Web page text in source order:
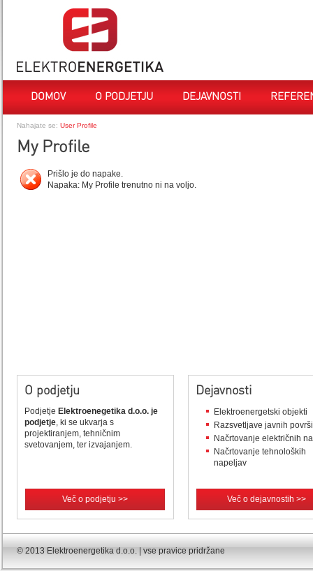
DOMOV O PODJETJU DEJAVNOSTI
Nahajate se: User Profile
My Profile
Prišlo je do napake.
Napaka: My Profile trenutno ni na voljo.
O podjetju
Podjetje Elektroenegetika d.o.o. je
podjetje, ki se ukvarja s
projektiranjem, tehničnim
svetovanjem, ter izvajanjem.
Več o podjetju >>
Dejavnosti
Elektroenergetski objekti
Razsvetljave javnih
Načrtovanje električnih
Načrtovanje tehnoloških
napeljav
Več o dejavnostih >>
© 2013 Elektroenergetika d.o.o. | vse pravice pridržane